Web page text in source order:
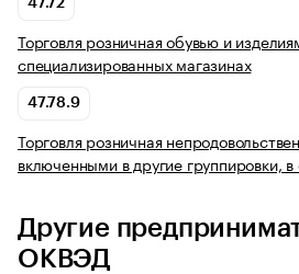
47.72
Торговля розничная обувью и
специализированных магазинах
47.78.9
Торговля розничная
включенными в другие группировки,
Другие
ОКВЭД